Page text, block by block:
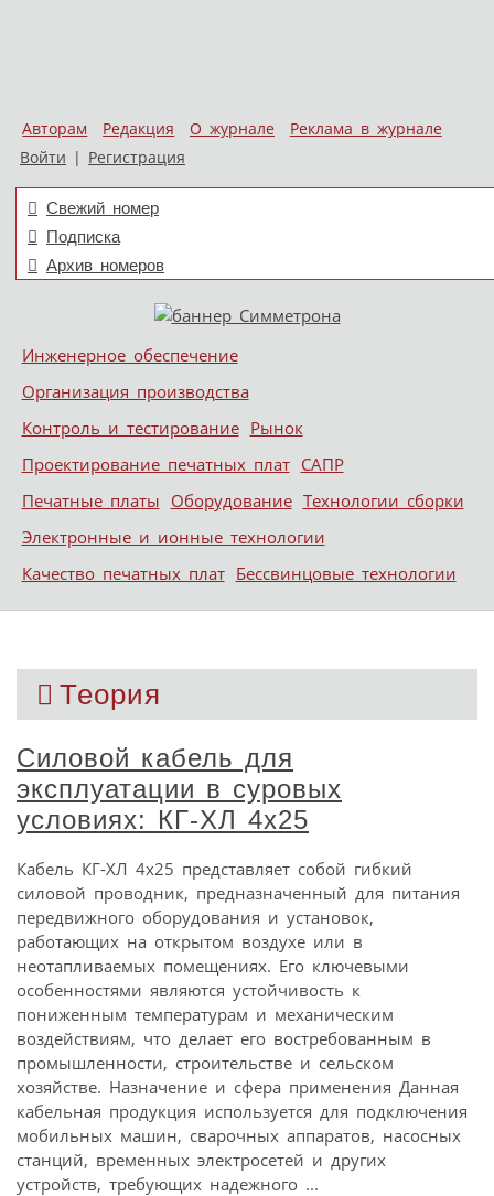
Авторам Редакция О журнале
Реклама в журнале
Войти | Регистрация
Свежий номер
Подписка
Архив номеров
Меню
Skip to content
Инженерное обеспечение
Организация производства
Контроль и тестирование Рынок
Проектирование печатных плат САПР
Печатные платы Оборудование Технологии сборки
Электронные и ионные технологии
Качество печатных плат Бессвинцовые технологии
Теория
Силовой кабель для
эксплуатации в суровых
условиях: КГ-ХЛ 4х25
Кабель КГ-ХЛ 4х25 представляет собой гибкий
силовой проводник, предназначенный для питания
передвижного оборудования и установок,
работающих на открытом воздухе или в
неотапливаемых помещениях. Его ключевыми
особенностями являются устойчивость к
пониженным температурам и механическим
воздействиям, что делает его востребованным в
промышленности, строительстве и сельском
хозяйстве. Назначение и сфера применения Данная
кабельная продукция используется для подключения
мобильных машин, сварочных аппаратов, насосных
станций, временных электросетей и других
устройств, требующих надежного ...